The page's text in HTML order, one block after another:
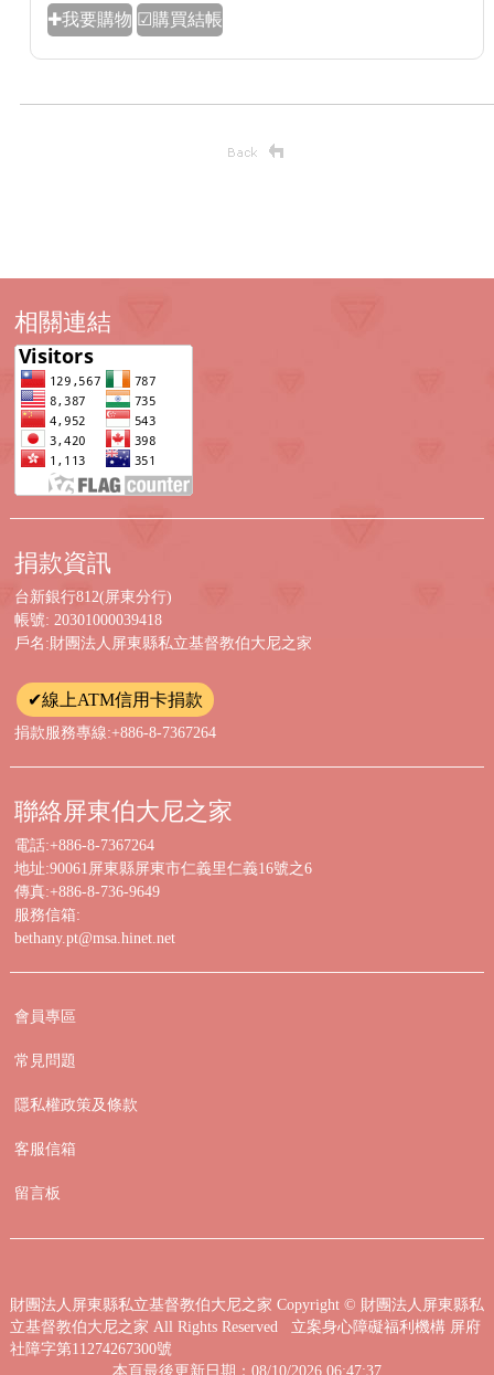
✚我要購物 ☑購買結帳
相關連結
捐款資訊
台新銀行812(屏東分行)
帳號: 20301000039418
戶名:財團法人屏東縣私立基督教伯大尼之家
✔線上ATM信用卡捐款
捐款服務專線:+886-8-7367264
聯絡屏東伯大尼之家
電話:+886-8-7367264
地址:90061屏東縣屏東市仁義里仁義16號之6
傳真:+886-8-736-9649
服務信箱:
bethany.pt@msa.hinet.net
會員專區
常見問題
隱私權政策及條款
客服信箱
留言板
財團法人屏東縣私立基督教伯大尼之家 Copyright © 財團法人屏東縣私
立基督教伯大尼之家 All Rights Reserved 立案身心障礙福利機構 屏府
社障字第11274267300號
本頁最後更新日期：08/10/2026 06:47:37